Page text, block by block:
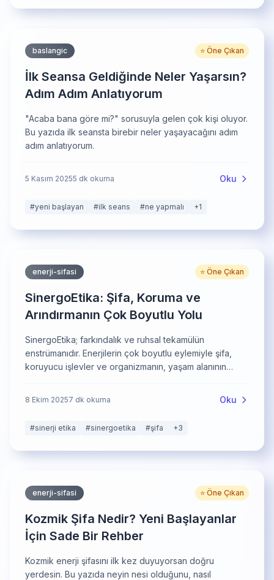
baslangic ⭐ Öne Çıkan
İlk Seansa Geldiğinde Neler Yaşarsın?
Adım Adım Anlatıyorum
"Acaba bana göre mi?" sorusuyla gelen çok kişi oluyor.
Bu yazıda ilk seansta birebir neler yaşayacağını adım
adım anlatıyorum.
5 Kasım 20255 dk okuma Oku
#yeni başlayan #ilk seans #ne yapmalı +1
enerji-sifasi ⭐ Öne Çıkan
SinergoEtika: Şifa, Koruma ve
Arındırmanın Çok Boyutlu Yolu
SinergoEtika; farkındalık ve ruhsal tekamülün
enstrümanıdır. Enerjilerin çok boyutlu eylemiyle şifa,
koruyucu işlevler ve organizmanın, yaşam alanının
8 Ekim 20257 dk okuma Oku
#sinerji etika #sinergoetika #şifa +3
enerji-sifasi ⭐ Öne Çıkan
Kozmik Şifa Nedir? Yeni Başlayanlar
İçin Sade Bir Rehber
Kozmik enerji şifasını ilk kez duyuyorsan doğru
yerdesin. Bu yazıda neyin nesi olduğunu, nasıl